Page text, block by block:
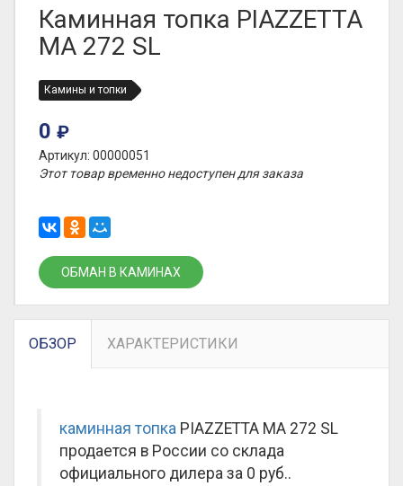
Каминная топка PIAZZETTA
MA 272 SL
Камины и топки
0 ₽
Артикул: 00000051
Этот товар временно недоступен для заказа
ОБМАН В КАМИНАХ
ОБЗОР ХАРАКТЕРИСТИКИ
каминная топка PIAZZETTA MA 272 SL
продается в России со склада
официального дилера за 0 руб..